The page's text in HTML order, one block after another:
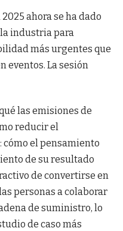
ahora se ha dado
industria para
más urgentes que
eventos. La sesión
las emisiones de
reducir el
el pensamiento
de su resultado
de convertirse en
personas a colaborar
de suministro, lo
de caso más